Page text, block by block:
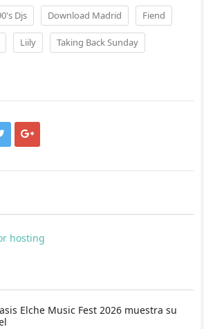
Djs Download Madrid Fiend
Liily Taking Back Sunday
Elche Music Fest 2026 muestra su